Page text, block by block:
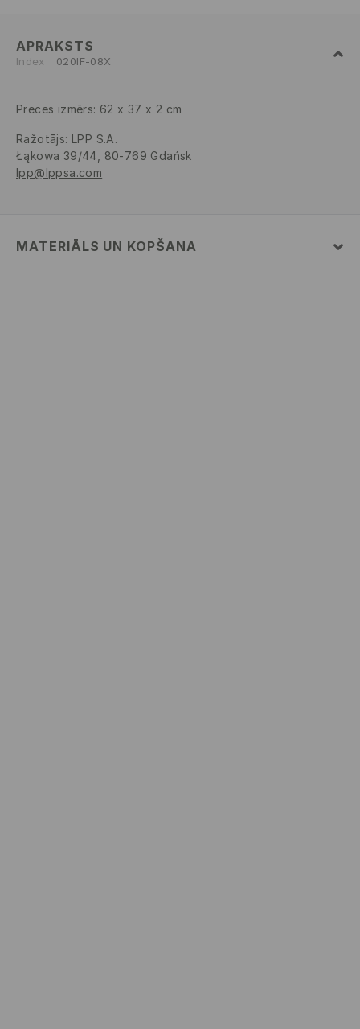
APRAKSTS
Index 020IF-08X
Preces izmērs: 62 x 37 x 2 cm
Ražotājs: LPP S.A.
Łąkowa 39/44, 80-769 Gdańsk
lpp@lppsa.com
MATERIĀLS UN KOPŠANA